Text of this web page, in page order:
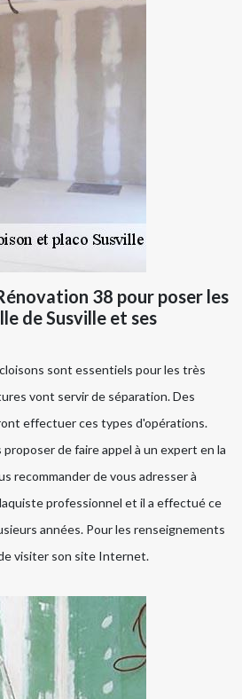
38 pour poser les
de Susville et ses
sont essentiels pour les très
vont servir de séparation. Des
effectuer ces types d'opérations.
de faire appel à un expert en la
recommander de vous adresser à
professionnel et il a effectué ce
années. Pour les renseignements
visiter son site Internet.